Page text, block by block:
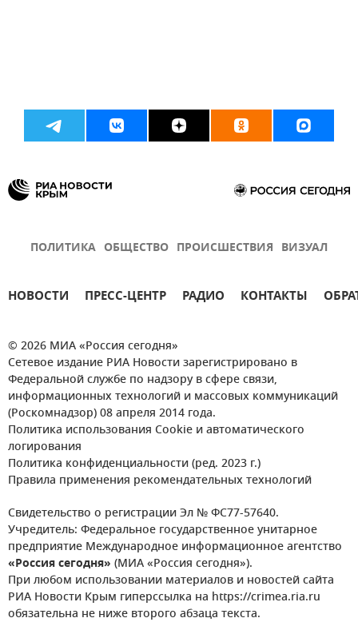
ПОЛИТИКА ОБЩЕСТВО ПРОИСШЕСТВИЯ ВИЗУАЛ
НОВОСТИ ПРЕСС-ЦЕНТР РАДИО КОНТАКТЫ
© 2026 МИА «Россия сегодня»
Сетевое издание РИА Новости зарегистрировано в
Федеральной службе по надзору в сфере связи,
информационных технологий и массовых коммуникаций
(Роскомнадзор) 08 апреля 2014 года.
Политика использования Cookie и автоматического
логирования
Политика конфиденциальности (ред. 2023 г.)
Правила применения рекомендательных технологий
Свидетельство о регистрации Эл № ФС77-57640.
Учредитель: Федеральное государственное унитарное
предприятие Международное информационное агентство
«Россия сегодня» (МИА «Россия сегодня»).
При любом использовании материалов и новостей сайта
РИА Новости Крым гиперссылка на https://crimea.ria.ru
обязательна не ниже второго абзаца текста.